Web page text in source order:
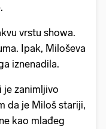
vrstu showa.
Ipak, Miloševa
iznenadila.
je zanimljivo
da je Miloš stariji,
kao mlađeg